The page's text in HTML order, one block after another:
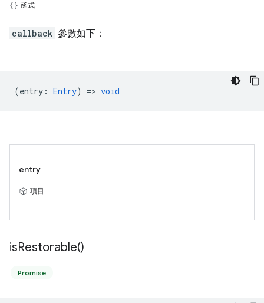
函式
callback 參數如下：
(entry : Entry) => void
entry
項目
isRestorable()
Promise